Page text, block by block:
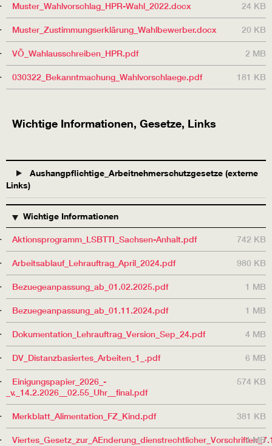
Muster_Wahlvorschlag_HPR-Wahl_2022.docx 24 KB
Muster_Zustimmungserklärung_Wahlbewerber.docx 20 KB
VÖ_Wahlausschreiben_HPR.pdf 2 MB
030322_Bekanntmachung_Wahlvorschlaege.pdf 181 KB
Wichtige Informationen, Gesetze, Links
Aushangpflichtige_Arbeitnehmerschutzgesetze (externe
Links)
Wichtige Informationen
Aktionsprogramm_LSBTTI_Sachsen-Anhalt.pdf 742 KB
Arbeitsablauf_Lehrauftrag_April_2024.pdf 980 KB
Bezuegeanpassung_ab_01.02.2025.pdf 1 MB
Bezuegeanpassung_ab_01.11.2024.pdf 1 MB
Dokumentation_Lehrauftrag_Version_Sep_24.pdf 4 MB
DV_Distanzbasiertes_Arbeiten_1_.pdf 6 MB
Einigungspapier_2026_-
_v._14.2.2026__02.55_Uhr__final.pdf
574 KB
Merkblatt_Alimentation_FZ_Kind.pdf 381 KB
4 MB